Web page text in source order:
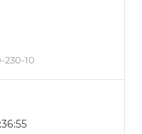
230-10